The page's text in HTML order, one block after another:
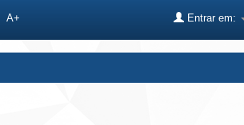
A+ Entrar em: